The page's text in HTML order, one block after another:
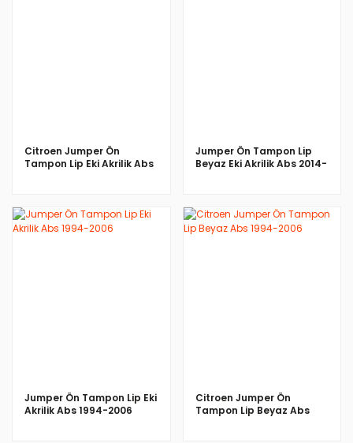
Citroen Jumper Ön
Tampon Lip Eki Akrilik Abs
Jumper Ön Tampon Lip
Beyaz Eki Akrilik Abs 2014-
Jumper Ön Tampon Lip Eki
Akrilik Abs 1994-2006
Citroen Jumper Ön
Tampon Lip Beyaz Abs